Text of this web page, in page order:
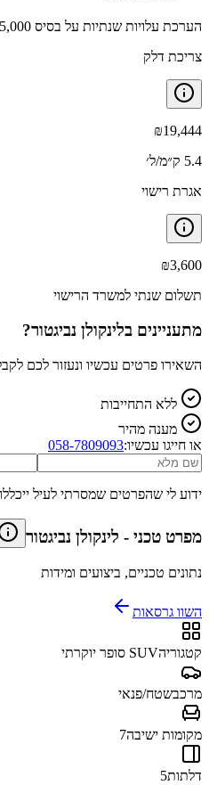
הערכת עלויות שנתיות על בסיס 15,000 ק״מ בשנה
צריכת דלק
₪19,444
5.4 ק״מ/ל׳
אגרת רישוי
₪3,600
תשלום שנתי למשרד הרישוי
מתעניינים בלינקולן נביגטור?
השאירו פרטים עכשיו ונעזור לכם
ללא התחייבות
מענה מהיר
או חייגו עכשיו:058-7809093
ידוע לי שהפרטים שמסרתי לעיל
מפרט טכני - לינקולן נביגטור
נתונים טכניים, ביצועים ומידות
השוו גרסאות
קטגוריהSUV סופר יוקרתי
מרכבשטח/פנאי
מקומות ישיבה7
דלתות5